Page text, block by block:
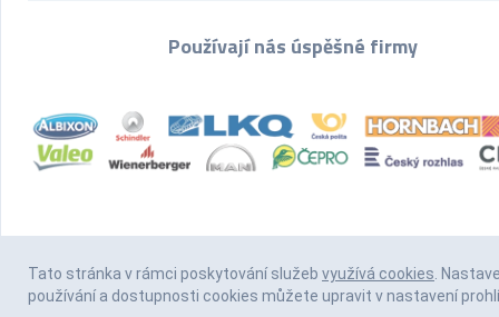
Používají nás úspěšné firmy
Tato stránka v rámci poskytování služeb využívá cookies.
používání a dostupnosti cookies můžete upravit v nastavení